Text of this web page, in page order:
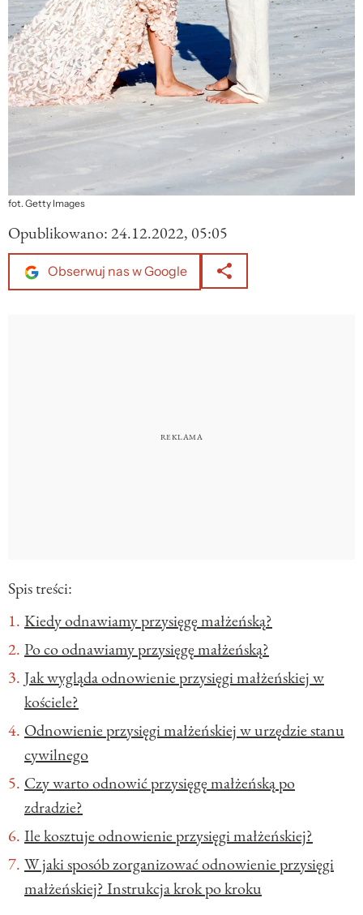
fot. Getty Images
Opublikowano:24.12.2022, 05:05
Obserwuj nas w Google
Spis treści:
Kiedy odnawiamy przysięgę małżeńską?
Po co odnawiamy przysięgę małżeńską?
Jak wygląda odnowienie przysięgi małżeńskiej w
kościele?
Odnowienie przysięgi małżeńskiej w urzędzie stanu
cywilnego
Czy warto odnowić przysięgę małżeńską po
zdradzie?
Ile kosztuje odnowienie przysięgi małżeńskiej?
W jaki sposób zorganizować odnowienie przysięgi
małżeńskiej? Instrukcja krok po kroku